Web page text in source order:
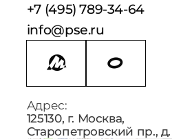
+7 (495) 789-34-64
info@pse.ru
Адрес:
125130, г. Москва,
Старопетровский пр.,